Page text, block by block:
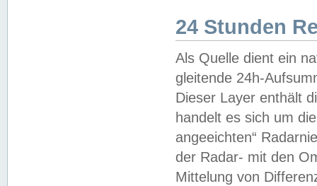
24 Stunden
Als Quelle dient ein
gleitende 24h-
Dieser Layer enthält
handelt es sich um
angeeichten“
der Radar- mit den
Mittelung von